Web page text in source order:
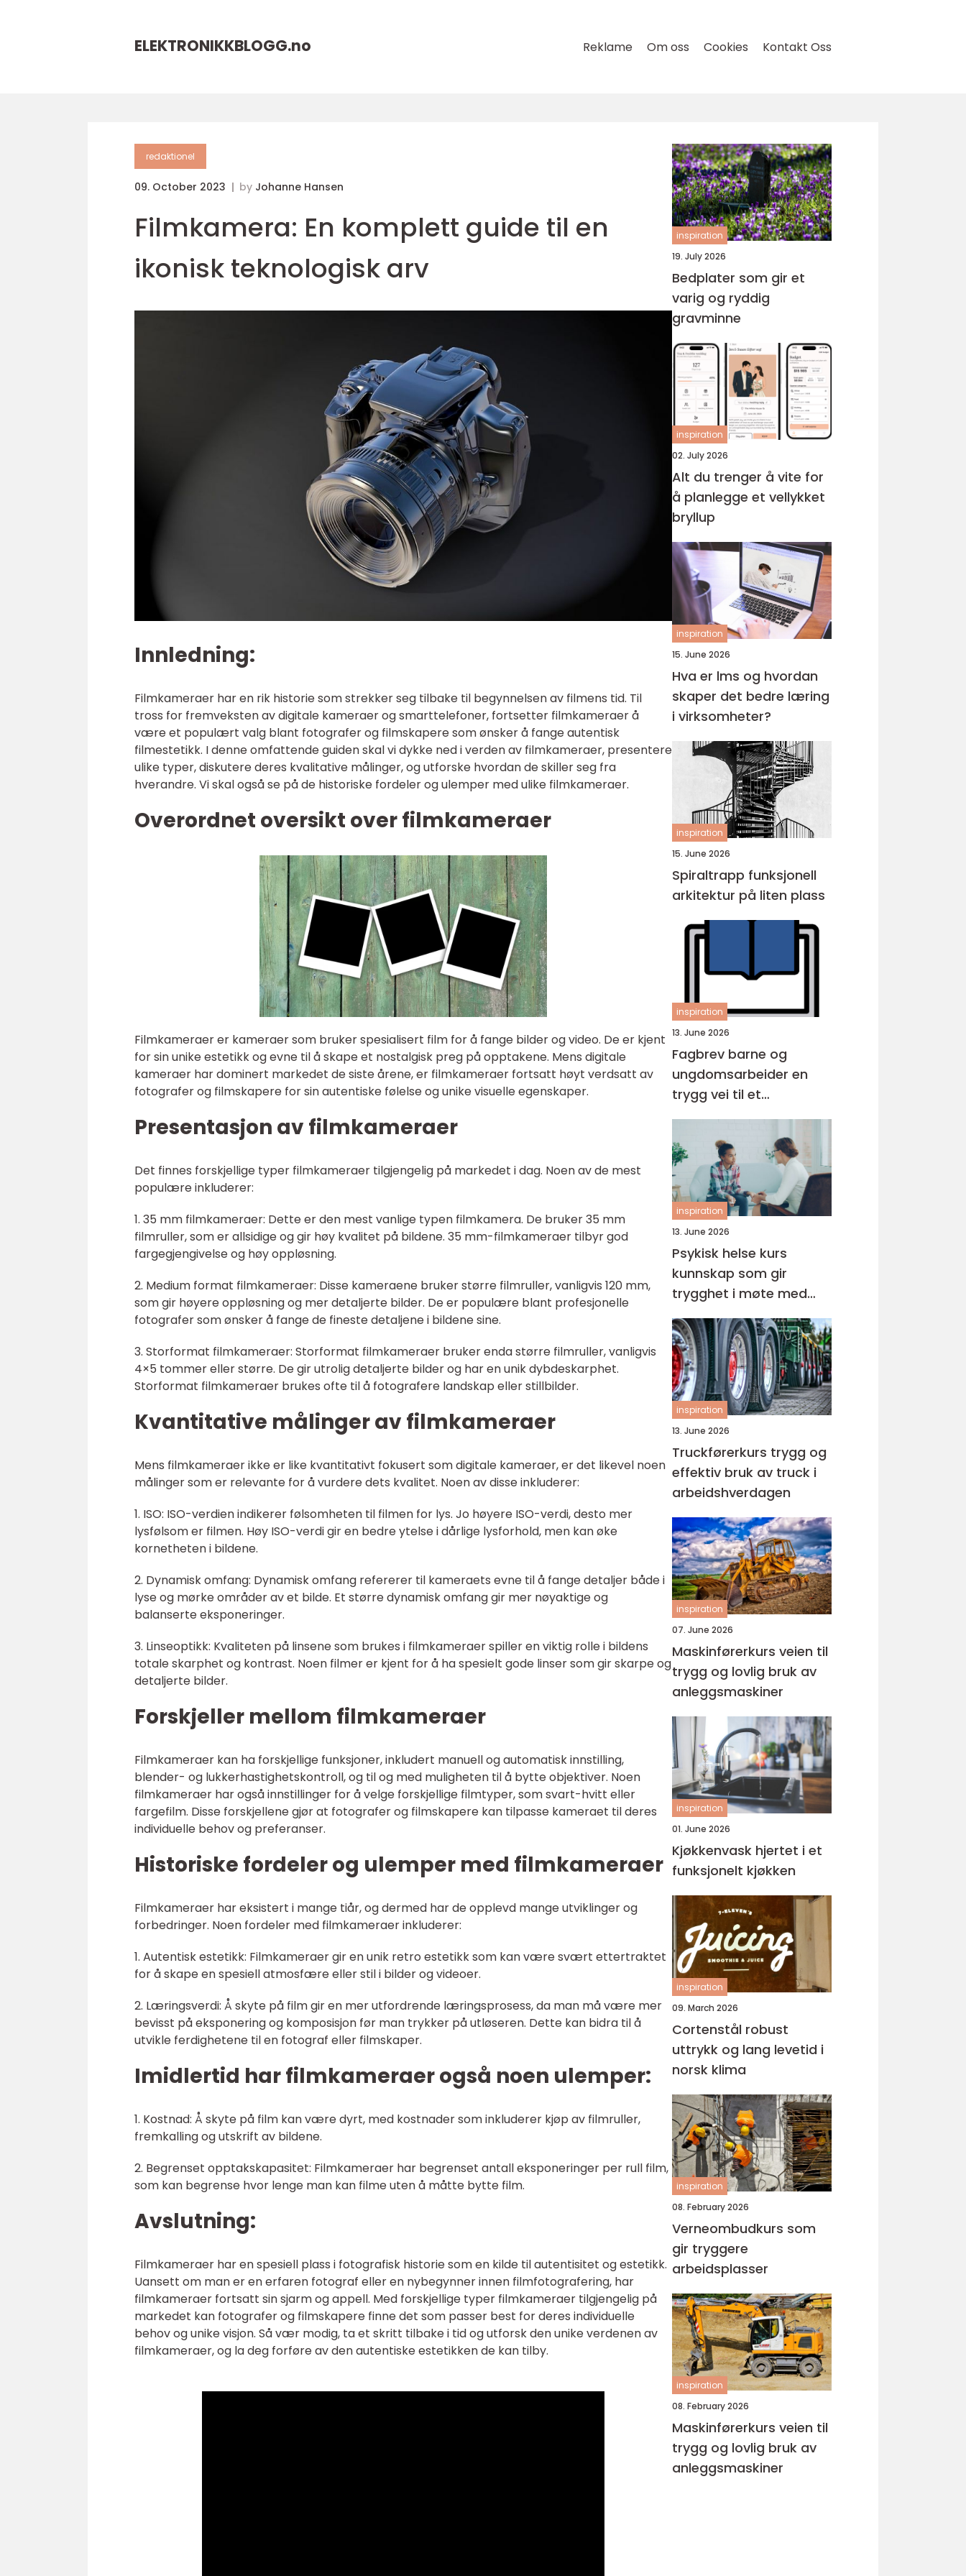
ELEKTRONIKKBLOGG.no Reklame Om oss Cookies Kontakt Oss
redaktionel
09. October 2023 by Johanne Hansen
Filmkamera: En komplett guide til en
ikonisk teknologisk arv
Innledning:
Filmkameraer har en rik historie som strekker seg tilbake til begynnelsen av filmens tid. Til
tross for fremveksten av digitale kameraer og smarttelefoner, fortsetter filmkameraer å
være et populært valg blant fotografer og filmskapere som ønsker å fange autentisk
filmestetikk. I denne omfattende guiden skal vi dykke ned i verden av filmkameraer, presentere
ulike typer, diskutere deres kvalitative målinger, og utforske hvordan de skiller seg fra
hverandre. Vi skal også se på de historiske fordeler og ulemper med ulike filmkameraer.
Overordnet oversikt over filmkameraer
Filmkameraer er kameraer som bruker spesialisert film for å fange bilder og video. De er kjent
for sin unike estetikk og evne til å skape et nostalgisk preg på opptakene. Mens digitale
kameraer har dominert markedet de siste årene, er filmkameraer fortsatt høyt verdsatt av
fotografer og filmskapere for sin autentiske følelse og unike visuelle egenskaper.
Presentasjon av filmkameraer
Det finnes forskjellige typer filmkameraer tilgjengelig på markedet i dag. Noen av de mest
populære inkluderer:
1. 35 mm filmkameraer: Dette er den mest vanlige typen filmkamera. De bruker 35 mm
filmruller, som er allsidige og gir høy kvalitet på bildene. 35 mm-filmkameraer tilbyr god
fargegjengivelse og høy oppløsning.
2. Medium format filmkameraer: Disse kameraene bruker større filmruller, vanligvis 120 mm,
som gir høyere oppløsning og mer detaljerte bilder. De er populære blant profesjonelle
fotografer som ønsker å fange de fineste detaljene i bildene sine.
3. Storformat filmkameraer: Storformat filmkameraer bruker enda større filmruller, vanligvis
4×5 tommer eller større. De gir utrolig detaljerte bilder og har en unik dybdeskarphet.
Storformat filmkameraer brukes ofte til å fotografere landskap eller stillbilder.
Kvantitative målinger av filmkameraer
Mens filmkameraer ikke er like kvantitativt fokusert som digitale kameraer, er det likevel noen
målinger som er relevante for å vurdere dets kvalitet. Noen av disse inkluderer:
1. ISO: ISO-verdien indikerer følsomheten til filmen for lys. Jo høyere ISO-verdi, desto mer
lysfølsom er filmen. Høy ISO-verdi gir en bedre ytelse i dårlige lysforhold, men kan øke
kornetheten i bildene.
2. Dynamisk omfang: Dynamisk omfang refererer til kameraets evne til å fange detaljer både i
lyse og mørke områder av et bilde. Et større dynamisk omfang gir mer nøyaktige og
balanserte eksponeringer.
3. Linseoptikk: Kvaliteten på linsene som brukes i filmkameraer spiller en viktig rolle i bildens
totale skarphet og kontrast. Noen filmer er kjent for å ha spesielt gode linser som gir skarpe og
detaljerte bilder.
Forskjeller mellom filmkameraer
Filmkameraer kan ha forskjellige funksjoner, inkludert manuell og automatisk innstilling,
blender- og lukkerhastighetskontroll, og til og med muligheten til å bytte objektiver. Noen
filmkameraer har også innstillinger for å velge forskjellige filmtyper, som svart-hvitt eller
fargefilm. Disse forskjellene gjør at fotografer og filmskapere kan tilpasse kameraet til deres
individuelle behov og preferanser.
Historiske fordeler og ulemper med filmkameraer
Filmkameraer har eksistert i mange tiår, og dermed har de opplevd mange utviklinger og
forbedringer. Noen fordeler med filmkameraer inkluderer:
1. Autentisk estetikk: Filmkameraer gir en unik retro estetikk som kan være svært ettertraktet
for å skape en spesiell atmosfære eller stil i bilder og videoer.
2. Læringsverdi: Å skyte på film gir en mer utfordrende læringsprosess, da man må være mer
bevisst på eksponering og komposisjon før man trykker på utløseren. Dette kan bidra til å
utvikle ferdighetene til en fotograf eller filmskaper.
Imidlertid har filmkameraer også noen ulemper:
1. Kostnad: Å skyte på film kan være dyrt, med kostnader som inkluderer kjøp av filmruller,
fremkalling og utskrift av bildene.
2. Begrenset opptakskapasitet: Filmkameraer har begrenset antall eksponeringer per rull film,
som kan begrense hvor lenge man kan filme uten å måtte bytte film.
Avslutning:
Filmkameraer har en spesiell plass i fotografisk historie som en kilde til autentisitet og estetikk.
Uansett om man er en erfaren fotograf eller en nybegynner innen filmfotografering, har
filmkameraer fortsatt sin sjarm og appell. Med forskjellige typer filmkameraer tilgjengelig på
markedet kan fotografer og filmskapere finne det som passer best for deres individuelle
behov og unike visjon. Så vær modig, ta et skritt tilbake i tid og utforsk den unike verdenen av
filmkameraer, og la deg forføre av den autentiske estetikken de kan tilby.
inspiration
19. July 2026
Bedplater som gir et
varig og ryddig
gravminne
inspiration
02. July 2026
Alt du trenger å vite for
å planlegge et vellykket
bryllup
inspiration
15. June 2026
Hva er lms og hvordan
skaper det bedre læring
i virksomheter?
inspiration
15. June 2026
Spiraltrapp funksjonell
arkitektur på liten plass
inspiration
13. June 2026
Fagbrev barne og
ungdomsarbeider en
trygg vei til et
meningsfullt yrke
inspiration
13. June 2026
Psykisk helse kurs
kunnskap som gir
trygghet i møte med
barn og unge
inspiration
13. June 2026
Truckførerkurs trygg og
effektiv bruk av truck i
arbeidshverdagen
inspiration
07. June 2026
Maskinførerkurs veien til
trygg og lovlig bruk av
anleggsmaskiner
inspiration
01. June 2026
Kjøkkenvask hjertet i et
funksjonelt kjøkken
inspiration
09. March 2026
Cortenstål robust
uttrykk og lang levetid i
norsk klima
inspiration
08. February 2026
Verneombudkurs som
gir tryggere
arbeidsplasser
inspiration
08. February 2026
Maskinførerkurs veien til
trygg og lovlig bruk av
anleggsmaskiner